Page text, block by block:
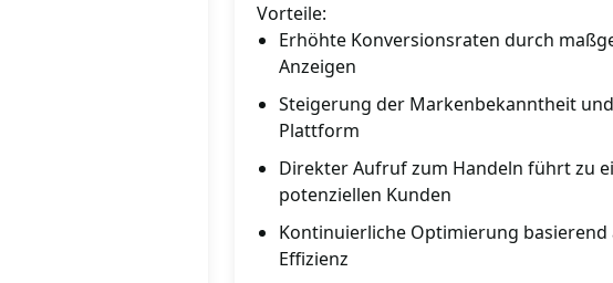
Vorteile:
Erhöhte Konversionsraten durch
Anzeigen
Steigerung der Markenbekanntheit
Plattform
Direkter Aufruf zum Handeln führt zu
potenziellen Kunden
Kontinuierliche Optimierung
Effizienz